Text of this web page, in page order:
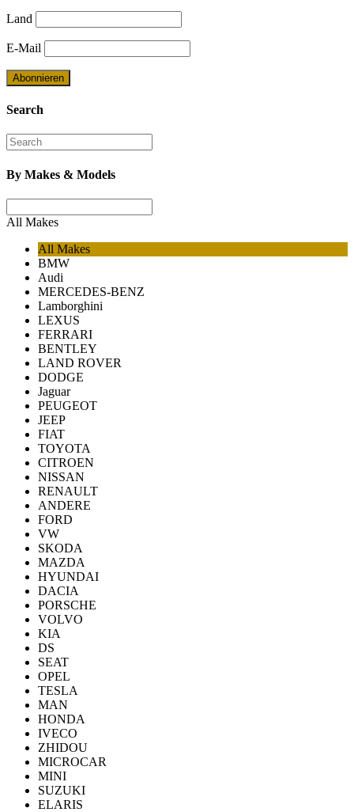
Land
E-Mail
Search
By Makes & Models
All Makes
All Makes
BMW
Audi
MERCEDES-BENZ
Lamborghini
LEXUS
FERRARI
BENTLEY
LAND ROVER
DODGE
Jaguar
PEUGEOT
JEEP
FIAT
TOYOTA
CITROEN
NISSAN
RENAULT
ANDERE
FORD
VW
SKODA
MAZDA
HYUNDAI
DACIA
PORSCHE
VOLVO
KIA
DS
SEAT
OPEL
TESLA
MAN
HONDA
IVECO
ZHIDOU
MICROCAR
MINI
SUZUKI
ELARIS